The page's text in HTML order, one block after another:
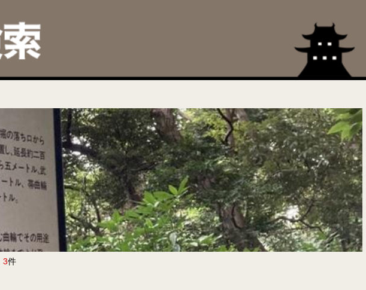
3件